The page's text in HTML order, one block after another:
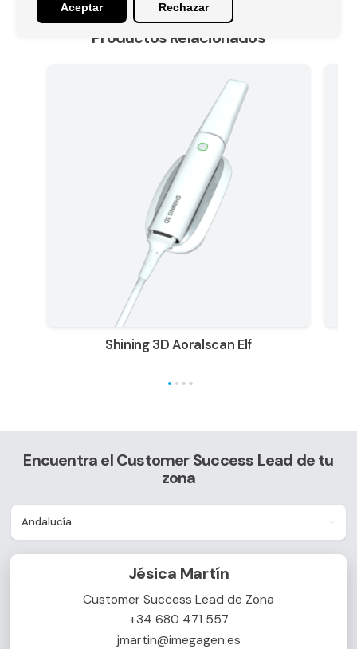
Productos Relacionados
Shining 3D Aoralscan Elf
Encuentra el Customer Success Lead de tu
zona
Jésica Martín
Customer Success Lead de Zona
+34 680 471 557
jmartin@imegagen.es
Aceptar Rechazar